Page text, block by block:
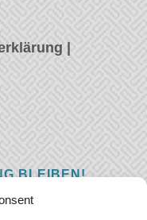
|
BLEIBEN!
oder